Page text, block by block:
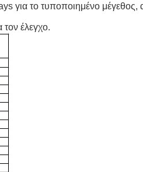
για το τυποποιημένο
τον έλεγχο.